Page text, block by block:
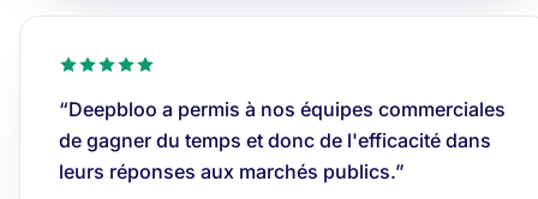
“Deepbloo a permis à nos équipes commerciales
de gagner du temps et donc de l'efficacité dans
leurs réponses aux marchés publics.”